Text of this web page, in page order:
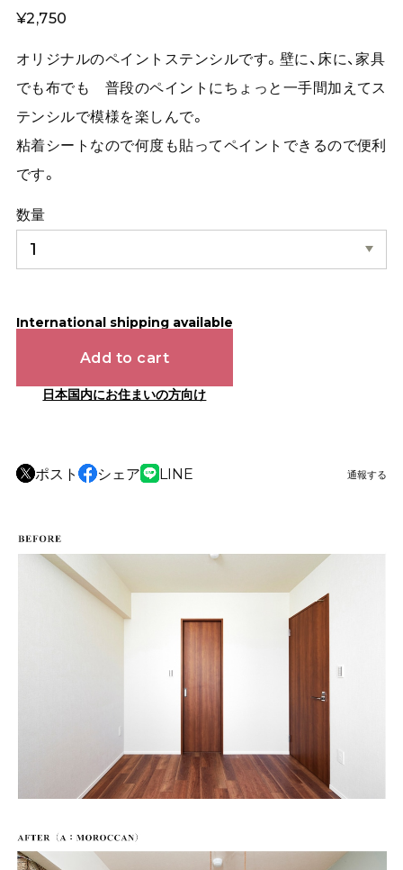
¥2,750
オリジナルのペイントステンシルです。壁に、床に、家具
でも布でも 普段のペイントにちょっと一手間加えてス
テンシルで模様を楽しんで。
粘着シートなので何度も貼ってペイントできるので便利
です。
数量
International shipping available
Add to cart
日本国内にお住まいの方向け
ポスト シェア LINE 通報する